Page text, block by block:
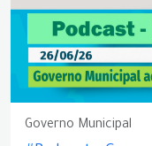
Governo Municipal